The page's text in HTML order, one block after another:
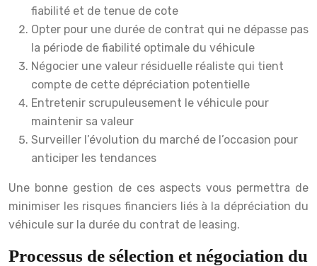
fiabilité et de tenue de cote
Opter pour une durée de contrat qui ne dépasse pas
la période de fiabilité optimale du véhicule
Négocier une valeur résiduelle réaliste qui tient
compte de cette dépréciation potentielle
Entretenir scrupuleusement le véhicule pour
maintenir sa valeur
Surveiller l’évolution du marché de l’occasion pour
anticiper les tendances
Une bonne gestion de ces aspects vous permettra de
minimiser les risques financiers liés à la dépréciation du
véhicule sur la durée du contrat de leasing.
Processus de sélection et négociation du